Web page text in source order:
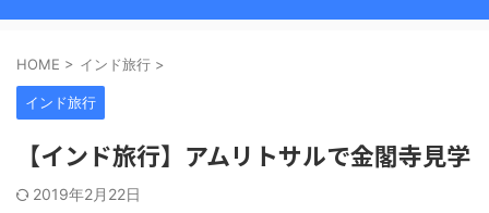
HOME > インド旅行 >
インド旅行
【インド旅行】アムリトサルで金閣寺見学
2019年2月22日